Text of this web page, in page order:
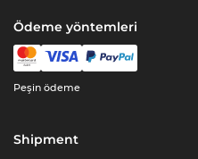
Ödeme yöntemleri
Peşin ödeme
Shipment